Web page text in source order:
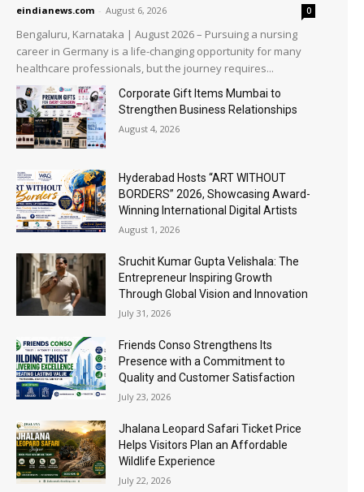
eindianews.com - August 6, 2026 0
Bengaluru, Karnataka | August 2026 – Pursuing a nursing
career in Germany is a life-changing opportunity for many
healthcare professionals, but the journey requires...
Corporate Gift Items Mumbai to
Strengthen Business Relationships
August 4, 2026
Hyderabad Hosts “ART WITHOUT
BORDERS” 2026, Showcasing Award-
Winning International Digital Artists
August 1, 2026
Sruchit Kumar Gupta Velishala: The
Entrepreneur Inspiring Growth
Through Global Vision and Innovation
July 31, 2026
Friends Conso Strengthens Its
Presence with a Commitment to
Quality and Customer Satisfaction
July 23, 2026
Jhalana Leopard Safari Ticket Price
Helps Visitors Plan an Affordable
Wildlife Experience
July 22, 2026